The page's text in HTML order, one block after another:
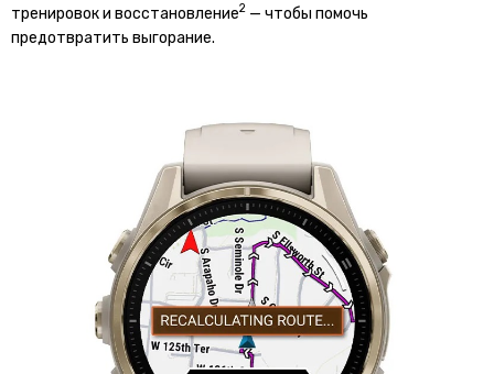
тренировок и восстановление2 — чтобы помочь
предотвратить выгорание.